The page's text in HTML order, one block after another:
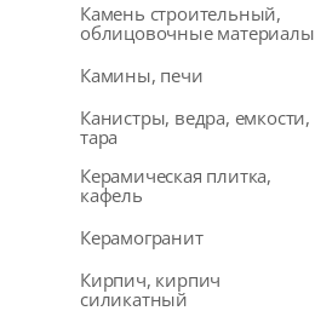
Камень строительный,
облицовочные материалы
Камины, печи
Канистры, ведра, емкости,
тара
Керамическая плитка,
кафель
Керамогранит
Кирпич, кирпич
силикатный